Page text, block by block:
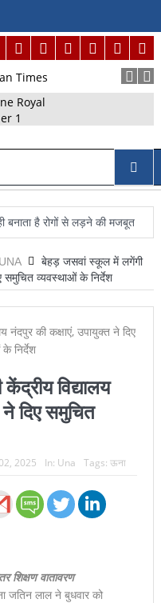
बनाता है रोगों से लड़ने की मजबूत
मॉक ड्रिल से विद्यार्थियों को
दम दिखाएंगे चयनित खिलाड़ी,
स्कूल का दबदबा, स्वर्ण-रजत
के लिए चयनित
मार्गदर्शक: अनुराग सिंह
बोले- पहले अपने गिरेबान में
की धूम, विद्यार्थियों ने दिखाई
UNA
बेहड़ जसवां स्कूल में लगेंगी
समुचित व्यवस्थाओं के निर्देश
विद्यालय
दिए समुचित
2025 In: Una Tags: ऊना
शिक्षण वातावरण
लाल ने बुधवार को